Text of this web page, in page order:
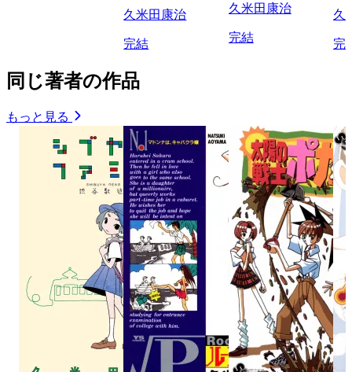
久米田康治
完結
久米田康治
完結
久
完
同じ著者の作品
もっと見る